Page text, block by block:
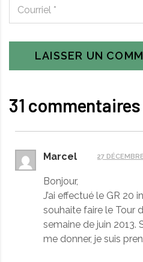
LAISSER UN
31 commentaires
Marcel 27
Bonjour,
J’ai effectué le GR 20
souhaite faire le Tour
semaine de juin 2013.
me donner, je suis